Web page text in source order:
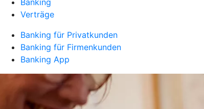
Banking
Verträge
Banking für Privatkunden
Banking für Firmenkunden
Banking App